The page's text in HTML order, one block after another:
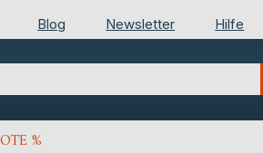
Blog Newsletter Hilfe
%